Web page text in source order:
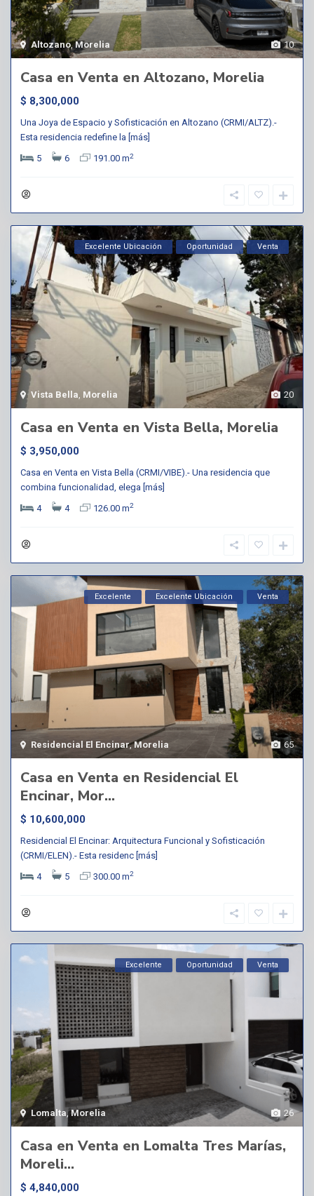
10
Altozano,Morelia
Casa en Venta en Altozano, Morelia
$ 8,300,000
Una Joya de Espacio y Sofisticación en Altozano (CRMI/ALTZ).-
Esta residencia redefine la [más]
5
6 191.00 m2
20
Vista Bella, Morelia
Excelente Ubicación Oportunidad Venta
Casa en Venta en Vista Bella, Morelia
$ 3,950,000
Casa en Venta en Vista Bella (CRMI/VIBE).- Una residencia que
combina funcionalidad, elega [más]
4
4 126.00 m2
65
Residencial El Encinar,Morelia
Excelente Excelente Ubicación Venta
Casa en Venta en Residencial El
Encinar, Mor...
$ 10,600,000
Residencial El Encinar: Arquitectura Funcional y Sofisticación
(CRMI/ELEN).- Esta residenc [más]
4
5 300.00 m2
26
Lomalta,Morelia
Excelente Oportunidad Venta
Casa en Venta en Lomalta Tres Marías,
Moreli...
$ 4,840,000